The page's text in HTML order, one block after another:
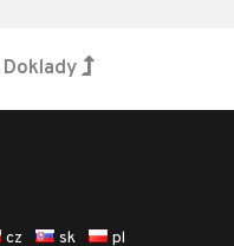
Doklady
cz sk pl